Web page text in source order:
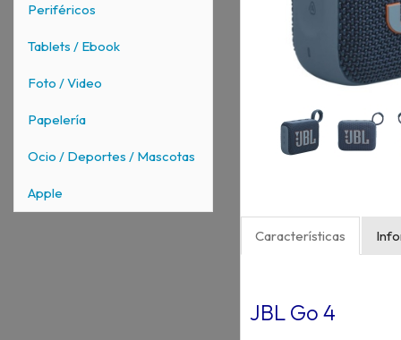
Periféricos
Tablets / Ebook
Foto / Video
Papelería
Ocio / Deportes / Mascotas
Apple
Características
JBL Go 4